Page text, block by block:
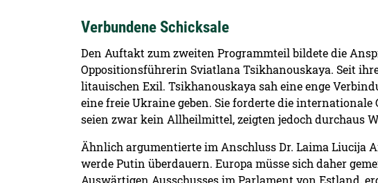
Verbundene Schicksale
Den Auftakt zum zweiten Programmteil bildete die
Oppositionsführerin Sviatlana Tsikhanouskaya. Seit
litauischen Exil. Tsikhanouskaya sah eine enge
eine freie Ukraine geben. Sie forderte die
seien zwar kein Allheilmittel, zeigten jedoch durchaus
Ähnlich argumentierte im Anschluss Dr. Laima Liucija
werde Putin überdauern. Europa müsse sich daher
Auswärtigen Ausschusses im Parlament von Estland,